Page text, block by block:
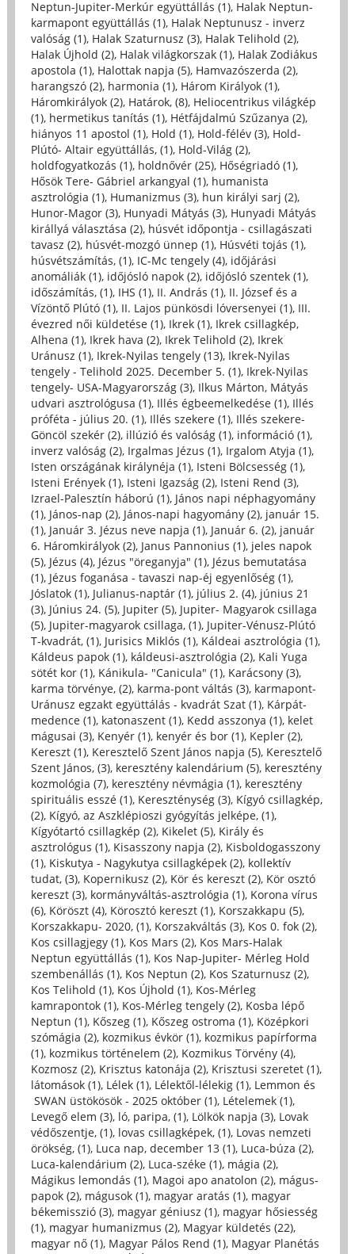
Neptun-Jupiter-Merkúr együttállás (1), Halak Neptun-
karmapont együttállás (1), Halak Neptunusz - inverz
valóság (1), Halak Szaturnusz (3), Halak Telihold (2),
Halak Újhold (2), Halak világkorszak (1), Halak Zodiákus
apostola (1), Halottak napja (5), Hamvazószerda (2),
harangszó (2), harmonia (1), Három Királyok (1),
Háromkirályok (2), Határok, (8), Heliocentrikus világkép
(1), hermetikus tanítás (1), Hétfájdalmú Szűzanya (2),
hiányos 11 apostol (1), Hold (1), Hold-félév (3), Hold-
Plútó- Altair együttállás, (1), Hold-Világ (2),
holdfogyatkozás (1), holdnővér (25), Hőségriadó (1),
Hősök Tere- Gábriel arkangyal (1), humanista
asztrológia (1), Humanizmus (3), hun királyi sarj (2),
Hunor-Magor (3), Hunyadi Mátyás (3), Hunyadi Mátyás
királlyá választása (2), húsvét időpontja - csillagászati
tavasz (2), húsvét-mozgó ünnep (1), Húsvéti tojás (1),
húsvétszámítás, (1), IC-Mc tengely (4), időjárási
anomáliák (1), időjósló napok (2), időjósló szentek (1),
időszámítás, (1), IHS (1), II. András (1), II. József és a
Vízöntő Plútó (1), II. Lajos pünkösdi lóversenyei (1), III.
évezred női küldetése (1), Ikrek (1), Ikrek csillagkép,
Alhena (1), Ikrek hava (2), Ikrek Telihold (2), Ikrek
Uránusz (1), Ikrek-Nyilas tengely (13), Ikrek-Nyilas
tengely - Telihold 2025. December 5. (1), Ikrek-Nyilas
tengely- USA-Magyarország (3), Ilkus Márton, Mátyás
udvari asztrológusa (1), Illés égbeemelkedése (1), Illés
próféta - július 20. (1), Illés szekere (1), Illés szekere-
Göncöl szekér (2), illúzió és valóság (1), információ (1),
inverz valóság (2), Irgalmas Jézus (1), Irgalom Atyja (1),
Isten országának királynéja (1), Isteni Bölcsesség (1),
Isteni Erények (1), Isteni Igazság (2), Isteni Rend (3),
Izrael-Palesztín háború (1), János napi néphagyomány
(1), János-nap (2), János-napi hagyomány (2), január 15.
(1), Január 3. Jézus neve napja (1), Január 6. (2), január
6. Háromkirályok (2), Janus Pannonius (1), jeles napok
(5), Jézus (4), Jézus "öreganyja" (1), Jézus bemutatása
(1), Jézus foganása - tavaszi nap-éj egyenlőség (1),
Jóslatok (1), Julianus-naptár (1), július 2. (4), június 21
(3), Június 24. (5), Jupiter (5), Jupiter- Magyarok csillaga
(5), Jupiter-magyarok csillaga, (1), Jupiter-Vénusz-Plútó
T-kvadrát, (1), Jurisics Miklós (1), Káldeai asztrológia (1),
Káldeus papok (1), káldeusi-asztrológia (2), Kali Yuga
sötét kor (1), Kánikula- "Canicula" (1), Karácsony (3),
karma törvénye, (2), karma-pont váltás (3), karmapont-
Uránusz egzakt együttálás - kvadrát Szat (1), Kárpát-
medence (1), katonaszent (1), Kedd asszonya (1), kelet
mágusai (3), Kenyér (1), kenyér és bor (1), Kepler (2),
Kereszt (1), Keresztelő Szent János napja (5), Keresztelő
Szent János, (3), keresztény kalendárium (5), keresztény
kozmológia (7), keresztény névmágia (1), keresztény
spirituális esszé (1), Kereszténység (3), Kígyó csillagkép,
(2), Kígyó, az Aszklépioszi gyógyítás jelképe, (1),
Kígyótartó csillagkép (2), Kikelet (5), Király és
asztrológus (1), Kisasszony napja (2), Kisboldogasszony
(1), Kiskutya - Nagykutya csillagképek (2), kollektív
tudat, (3), Kopernikusz (2), Kör és kereszt (2), Kör osztó
kereszt (3), kormányváltás-asztrológia (1), Korona vírus
(6), Köröszt (4), Körosztó kereszt (1), Korszakkapu (5),
Korszakkapu- 2020, (1), Korszakváltás (3), Kos 0. fok (2),
Kos csillagjegy (1), Kos Mars (2), Kos Mars-Halak
Neptun együttállás (1), Kos Nap-Jupiter- Mérleg Hold
szembenállás (1), Kos Neptun (2), Kos Szaturnusz (2),
Kos Telihold (1), Kos Újhold (1), Kos-Mérleg
kamrapontok (1), Kos-Mérleg tengely (2), Kosba lépő
Neptun (1), Kőszeg (1), Kőszeg ostroma (1), Középkori
szómágia (2), kozmikus évkör (1), kozmikus papírforma
(1), kozmikus történelem (2), Kozmikus Törvény (4),
Kozmosz (2), Krisztus katonája (2), Krisztusi szeretet (1),
látomások (1), Lélek (1), Lélektől-lélekig (1), Lemmon és
SWAN üstökösök - 2025 október (1), Lételemek (1),
Levegő elem (3), ló, paripa, (1), Lölkök napja (3), Lovak
védőszentje, (1), lovas csillagképek, (1), Lovas nemzeti
örökség, (1), Luca nap, december 13 (1), Luca-búza (2),
Luca-kalendárium (2), Luca-széke (1), mágia (2),
Mágikus lemondás (1), Magoi apo anatolon (2), mágus-
papok (2), mágusok (1), magyar aratás (1), magyar
békemisszió (3), magyar géniusz (1), magyar hősiesség
(1), magyar humanizmus (2), Magyar küldetés (22),
magyar nő (1), Magyar Pálos Rend (1), Magyar Planétás